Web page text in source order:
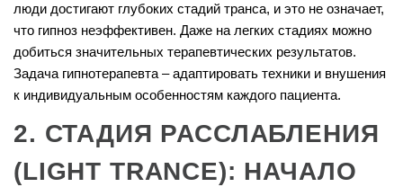
люди достигают глубоких стадий транса, и это не означает,
что гипноз неэффективен. Даже на легких стадиях можно
добиться значительных терапевтических результатов.
Задача гипнотерапевта – адаптировать техники и внушения
к индивидуальным особенностям каждого пациента.
2. СТАДИЯ РАССЛАБЛЕНИЯ
(LIGHT TRANCE): НАЧАЛО